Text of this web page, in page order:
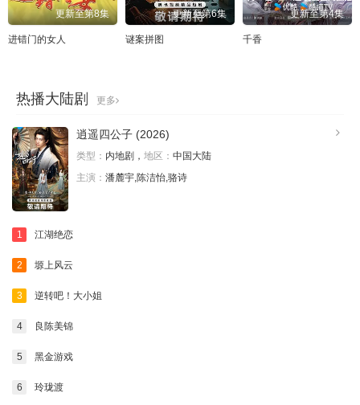
更新至第8集
进错门的女人
更新至第6集
谜案拼图
更新至第4集
千香
热播大陆剧 更多
逍遥四公子 (2026)
类型： 内地剧， 地区： 中国大陆
主演： 潘麓宇,陈洁怡,骆诗
1 江湖绝恋
2 塬上风云
3 逆转吧！大小姐
4 良陈美锦
5 黑金游戏
6 玲珑渡